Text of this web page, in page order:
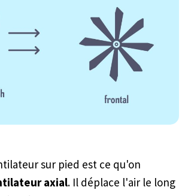
sur pied est ce qu'on
axial. Il déplace l'air le long